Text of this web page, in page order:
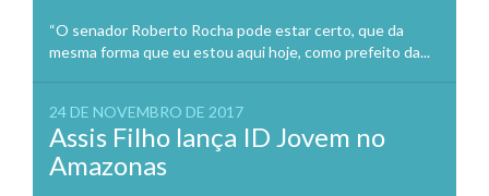
“O senador Roberto Rocha pode estar certo, que da
mesma forma que eu estou aqui hoje, como prefeito da...
24 DE NOVEMBRO DE 2017
Assis Filho lança ID Jovem no
Amazonas